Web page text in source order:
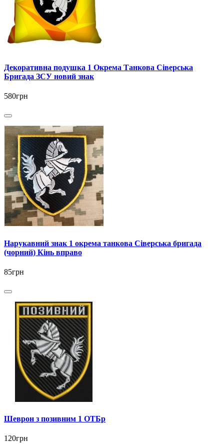
Декоративна подушка 1 Окрема Танкова Сіверська
Бригада ЗСУ новий знак
580грн
Нарукавний знак 1 окрема танкова Сіверська бригада
(чорний) Кінь вправо
85грн
Шеврон з позивним 1 ОТБр
120грн